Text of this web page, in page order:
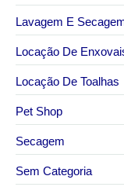
Lavagem E
Locação De
Locação De Toalhas
Pet Shop
Secagem
Sem Categoria